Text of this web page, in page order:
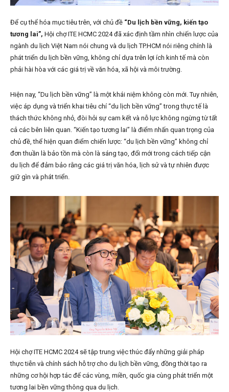
Để cụ thể hóa mục tiêu trên, với chủ đề “Du lịch bền vững, kiến tạo
tương lai”, Hội chợ ITE HCMC 2024 đã xác định tầm nhìn chiến lược của
ngành du lịch Việt Nam nói chung và du lịch TP.HCM nói riêng chính là
phát triển du lịch bền vững, không chỉ dựa trên lợi ích kinh tế mà còn
phải hài hòa với các giá trị về văn hóa, xã hội và môi trường.
Hiện nay, “Du lịch bền vững” là một khái niệm không còn mới. Tuy nhiên,
việc áp dụng và triển khai tiêu chí “du lịch bền vững” trong thực tế là
thách thức không nhỏ, đòi hỏi sự cam kết và nỗ lực không ngừng từ tất
cả các bên liên quan. “Kiến tạo tương lai” là điểm nhấn quan trọng của
chủ đề, thể hiện quan điểm chiến lược: “du lịch bền vững” không chỉ
đơn thuần là bảo tồn mà còn là sáng tạo, đổi mới trong cách tiếp cận
du lịch để đảm bảo rằng các giá trị văn hóa, lịch sử và tự nhiên được
giữ gìn và phát triển.
Hội chợ ITE HCMC 2024 sẽ tập trung việc thúc đẩy những giải pháp
thực tiễn và chính sách hỗ trợ cho du lịch bền vững, đồng thời tạo ra
những cơ hội hợp tác để các vùng, miền, quốc gia cùng phát triển một
tương lai bền vững thông qua du lịch.